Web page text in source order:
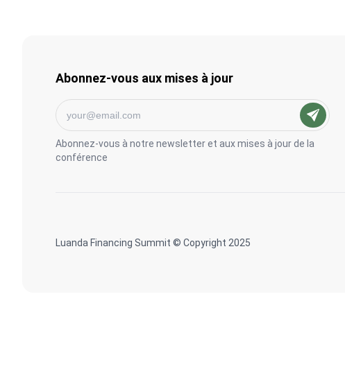
Abonnez-vous aux mises à jour
Abonnez-vous à notre newsletter et aux mises à jour de la
conférence
Luanda Financing Summit © Copyright 2025